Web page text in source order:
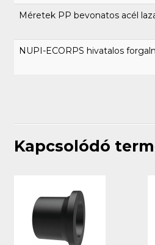
Méretek PP bevonatos acél
NUPI-ECORPS hivatalos
Kapcsolódó